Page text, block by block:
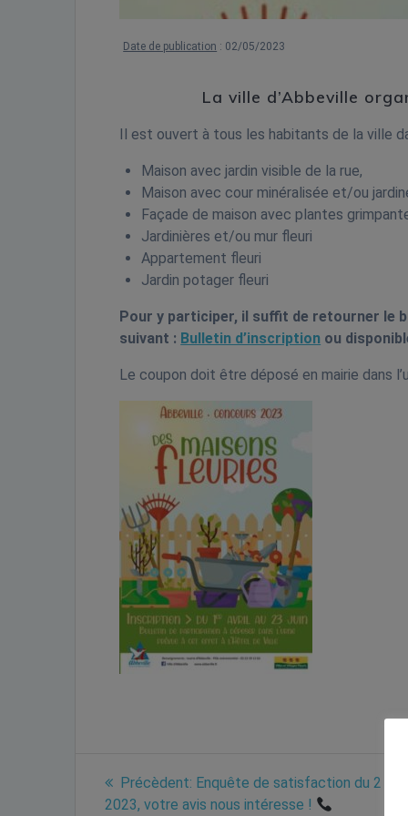
Date de publication : 02/05/2023
La ville d’Abbeville
Il est ouvert à tous les habitants de la ville
Maison avec jardin visible de la rue,
Maison avec cour minéralisée et/ou
Façade de maison avec plantes
Jardinières et/ou mur fleuri
Appartement fleuri
Jardin potager fleuri
Pour y participer, il suffit de retourner le
suivant : Bulletin d’inscription ou
Le coupon doit être déposé en mairie dans
Navigation
Précèdent: Previous
post:
Enquête de satisfaction du 2 au
2023, votre avis nous intéresse !